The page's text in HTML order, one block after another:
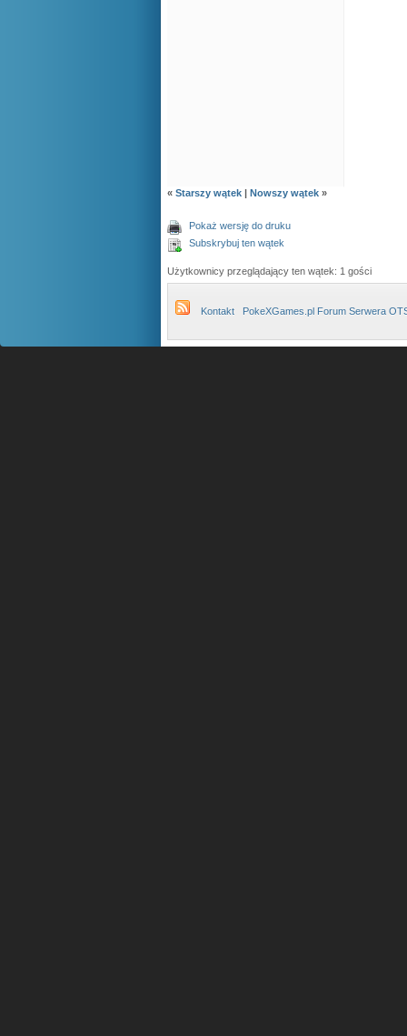
« Starszy wątek | Nowszy wątek »
Pokaż wersję do druku
Subskrybuj ten wątek
Użytkownicy przeglądający ten wątek: 1 gości
Kontakt PokeXGames.pl Forum Serwera